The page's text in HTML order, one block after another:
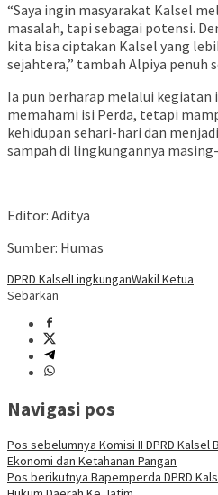
“Saya ingin masyarakat Kalsel
masalah, tapi sebagai potensi.
kita bisa ciptakan Kalsel yang
sejahtera,” tambah Alpiya penuh
Ia pun berharap melalui kegiatan
memahami isi Perda, tetapi
kehidupan sehari-hari dan
sampah di lingkungannya
Editor: Aditya
Sumber: Humas
DPRD KalselLingkunganWakil Ketua
Sebarkan
Navigasi pos
Pos sebelumnya Komisi II DPRD Kalsel
Ekonomi dan Ketahanan Pangan
Pos berikutnya Bapemperda DPRD